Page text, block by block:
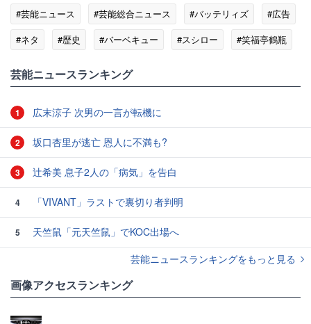
#芸能ニュース #芸能総合ニュース #バッテリィズ
#広告
#ネタ
#歴史 #バーベキュー #スシロー #笑福亭鶴瓶
芸能ニュースランキング
1 広末涼子 次男の一言が転機に
2 坂口杏里が逃亡 恩人に不満も?
3 辻希美 息子2人の「病気」を告白
4 「VIVANT」ラストで裏切り者判明
5
天竺鼠「元天竺鼠」でKOC出場へ
芸能ニュースランキングをもっと見る
画像アクセスランキング